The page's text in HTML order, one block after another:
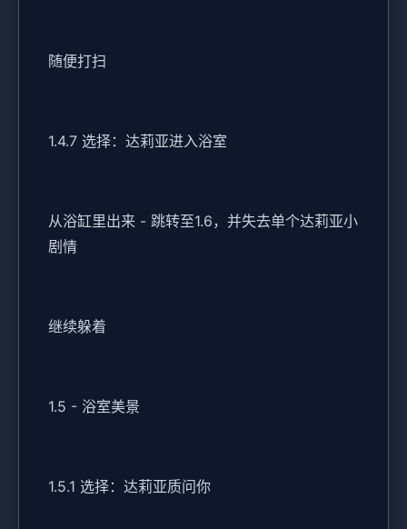
随便打扫
1.4.7 选择：达莉亚进入浴室
从浴缸里出来 - 跳转至1.6，并失去单个达莉亚小
剧情
继续躲着
1.5 - 浴室美景
1.5.1 选择：达莉亚质问你